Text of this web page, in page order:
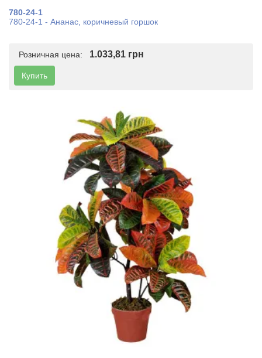
780-24-1
780-24-1 - Ананас, коричневый горшок
Розничная цена: 1.033,81 грн
Купить